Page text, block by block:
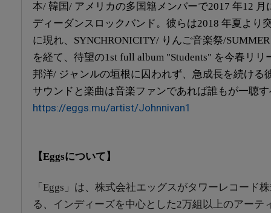
本/ 韓国/ アメリカの多国籍メンバーで2017 年12 月
ディーダンスロックバンド。彼らは2018 年夏より
に現れ、SYNCHRONICITY/ りんご音楽祭/
を経て、待望の1st full album "Students" を今春リリ
邦洋/ ジャンルの垣根に囚われず、急成長を続ける
サウンドと楽曲は音楽ファンであれば誰もが一聴
https://eggs.mu/artist/Johnnivan1
【Eggsについて】
「Eggs」は、株式会社エッグスがタワーレコード
る、インディーズを中心とした2万組以上のアーテ